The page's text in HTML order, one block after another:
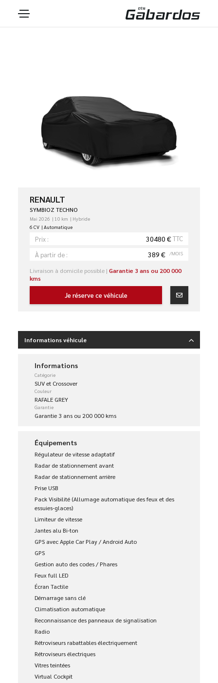
RENAULT
SYMBIOZ TECHNO
Mai 2026 10 km
Hybride
6 CV
Automatique
Prix : 30480 €TTC
À partir de :
389 € /MOIS
Livraison à domicile possible |Garantie 3 ans ou 200 000
kms
Je réserve ce véhicule
Informations véhicule
Informations
Catégorie
SUV et Crossover
Couleur
RAFALE GREY
Garantie
Garantie 3 ans ou 200 000 kms
Équipements
Régulateur de vitesse adaptatif
Radar de stationnement avant
Radar de stationnement arrière
Prise USB
Pack Visibilité (Allumage automatique des feux et des
essuies-glaces)
Limiteur de vitesse
Jantes alu Bi-ton
GPS avec Apple Car Play / Android Auto
GPS
Gestion auto des codes / Phares
Feux full LED
Écran Tactile
Démarrage sans clé
Climatisation automatique
Reconnaissance des panneaux de signalisation
Radio
Rétroviseurs rabattables électriquement
Rétroviseurs électriques
Vitres teintées
Virtual Cockpit